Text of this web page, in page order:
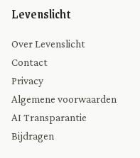
Levenslicht
Over Levenslicht
Contact
Privacy
Algemene voorwaarden
AI Transparantie
Bijdragen